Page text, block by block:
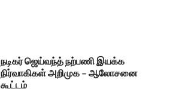
நடிகர் ஜெய்வந்த் நற்பணி இயக்க
நிர்வாகிகள் அறிமுக – ஆலோசனை
கூட்டம்